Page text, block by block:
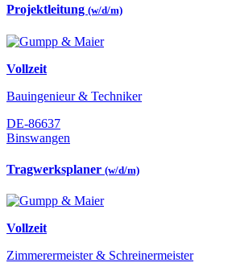
Projektleitung (w/d/m)
Vollzeit
Bauingenieur & Techniker
DE-86637
Binswangen
Tragwerksplaner (w/d/m)
Vollzeit
Zimmerermeister & Schreinermeister